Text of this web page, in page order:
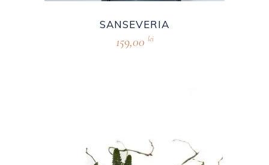
SANSEVERIA
159,00 lei